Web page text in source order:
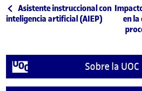
Post navigation
Publicación anterior
Asistente instruccional con
inteligencia artificial (AIEP)
en la
Sobre la UOC